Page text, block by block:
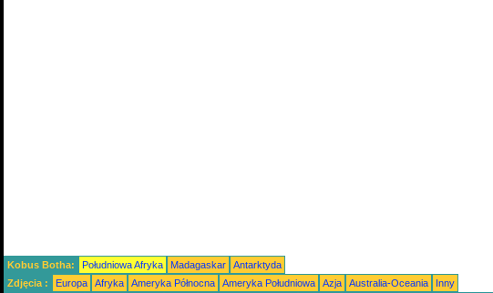
Kobus Botha: Południowa Afryka Madagaskar
Antarktyda
Zdjęcia :
Europa Afryka Ameryka Północna Ameryka Południowa Azja Australia-Oceania
Inny